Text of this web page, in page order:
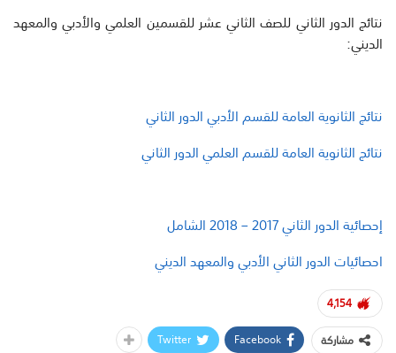
نتائج الدور الثاني للصف الثاني عشر للقسمين العلمي والأدبي والمعهد
الديني:
نتائج الثانوية العامة للقسم الأدبي الدور الثاني
نتائج الثانوية العامة للقسم العلمي الدور الثاني
إحصائية الدور الثاني 2017 – 2018 الشامل
احصائيات الدور الثاني الأدبي والمعهد الديني
4,154
مشاركة
Facebook
Twitter